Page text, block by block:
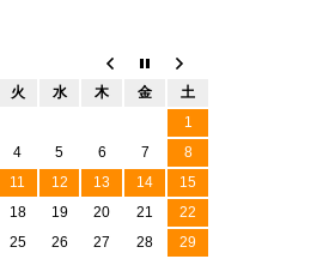
火 水 木 金
土
1
4 5 6 7
8
11 12 13 14
15
18 19 20 21
22
25 26 27 28
29